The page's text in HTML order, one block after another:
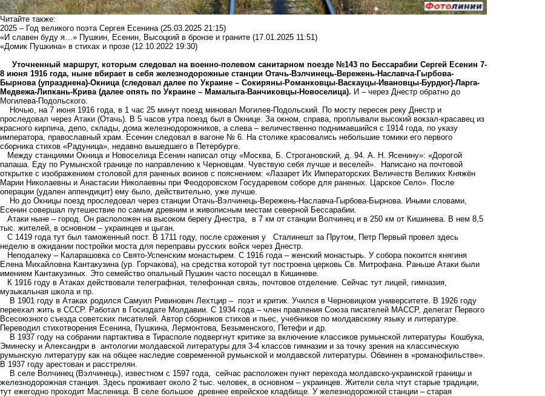
Читайте также:
2025 – Год великого поэта Сергея Есенина (25.03.2025 21:15)
«И славен буду я…» Пушкин, Есенин, Высоцкий в бронзе и граните (17.01.2025 11:51)
«Домик Пушкина» в стихах и прозе (12.10.2022 19:30)
Уточненный маршрут, которым следовал на военно-полевом санитарном поезде №143 по Бессарабии Сергей Есенин 7-
8 июня 1916 года, ныне вбирает в себя железнодорожные станции Отачь-Вэлчинець-Вережень-Наславча-Гырбова-
Бырнова (упразднена)-Окница (следовал далее по Украине – Сокиряны-Романковцы-Васкауцы-Ивановцы-Бурдюг)-Ларга-
Медвежа-Липкань-Крива (далее опять по Украине – Мамалыга-Ванчиковцы-Новоселица). И – через Днестр обратно до
Могилева-Подольского.
Ночью, на 7 июня 1916 года, в 1 час 25 минут поезд миновал Могилев-Подольский. По мосту пересек реку Днестр и
проследовал через Атаки (Отачь). В 5 часов утра поезд был в Окнице. За окном, справа, проплывали высокий вокзал-красавец из
красного кирпича, депо, склады, дома железнодорожников, а слева – величественно поднимавшийся с 1914 года, по указу
императора, православный храм. Есенин следовал в вагоне № 6. На столике красовались небольшие томики его первого
сборника стихов «Радуница», недавно вышедшего в Петербурге.
Между станциями Окница и Новоселица Есенин написал отцу «Москва, Б. Строгановский, д. 94. А. Н. Ясенину»: «Дорогой
папаша. Еду по Румынской границе по направлению к Черновцам. Чувствую себя лучше и веселей». Написано на почтовой
открытке с изображением столовой для раненых воинов с пояснением: «Лазарет Их Императорских Величеств Великих Княжён
Марии Николаевны и Анастасии Николаевны при Феодоровском Государевом соборе для раненых. Царское Село». После
операции (удален аппендицит) ему было, действительно, уже лучше.
Но до Окницы поезд проследовал через станции Отачь-Вэлчинець-Вережень-Наславча-Гырбова-Бырнова. Иными словами,
Есенин совершал путешествие по самым древним и живописным местам северной Бессарабии.
Атаки ныне – город. Он расположен на высоком берегу Днестра, в 7 км от станции Волчинец и в 250 км от Кишинева. В нем 8,5
тыс. жителей, в основном – украинцев и цыган.
С 1419 года тут был таможенный пост. В 1711 году, после сражения у Сталинешт за Прутом, Петр Первый провел здесь
неделю в ожидании постройки моста для переправы русских войск через Днестр.
Неподалеку – Каларашовка со Свято-Успенским монастырем. С 1916 года – женский монастырь. У собора покоится княгиня
Елена Михайловна Кантакузина (ур. Горчакова), на средства которой тут построена церковь Св. Митрофана. Раньше Атаки были
имением Кантакузиных. Это семейство опальный Пушкин часто посещал в Кишиневе.
К 1916 году в Атаках действовали телеграфная, телефонная связь, почтовое отделение. Сейчас тут лицей, гимназия,
музыкальная школа и пр.
В 1901 году в Атаках родился Самуил Ривинович Лехтцир – поэт и критик. Учился в Черновицком университете. В 1926 году
переехал жить в СССР. Работал в Госиздате Молдавии. С 1934 года – член правления Союза писателей МАССР, делегат Первого
Всесоюзного съезда советских писателей. Автор сборников стихов и пьес, учебников по молдавскому языку и литературе.
Переводил стихотворения Есенина, Пушкина, Лермонтова, Безыменского, Петефи и др.
В 1937 году на собрании партактива в Тирасполе подвергнут критике за включение классиков румынской литературы Кошбука,
Эминеску и Александри в антологии молдавской литературы для 3-4 классов гимназии и за точку зрения на классическую
румынскую литературу как на общее наследие современной румынской и молдавской литературы. Обвинен в «романофильстве».
В 1937 году арестован и расстрелян.
В селе Волчинец (Вэлчинець), известном с 1597 года, сейчас расположен пункт перехода молдавско-украинской границы и
железнодорожная станция. Здесь проживает около 2 тыс. человек, в основном – украинцев. Жители села чтут старые традиции,
тут ежегодно проходит Масленица. В селе большое древнее еврейское кладбище. У железнодорожной станции – старая